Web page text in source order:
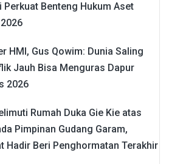
Perkuat Benteng Hukum Aset
HMI, Gus Qowim: Dunia Saling
Jauh Bisa Menguras Dapur
2026
Rumah Duka Gie Kie atas
Pimpinan Gudang Garam,
Hadir Beri Penghormatan Terakhir